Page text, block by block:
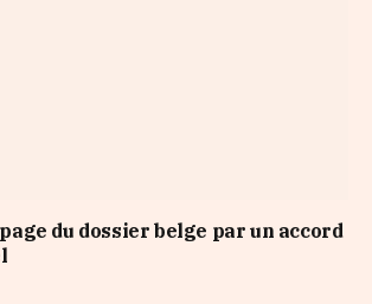
du dossier belge par un accord